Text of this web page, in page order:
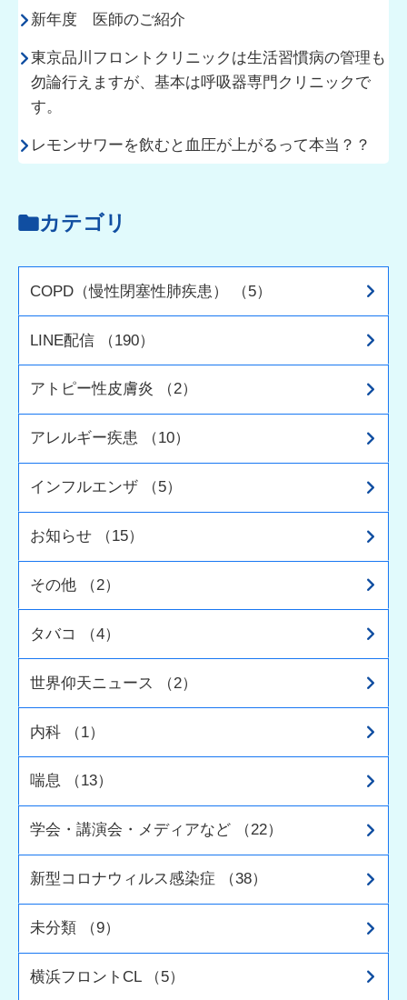
新年度 医師のご紹介
東京品川フロントクリニックは生活習慣病の管理も
勿論行えますが、基本は呼吸器専門クリニックで
す。
レモンサワーを飲むと血圧が上がるって本当？？
カテゴリ
COPD（慢性閉塞性肺疾患） （5）
LINE配信 （190）
アトピー性皮膚炎 （2）
アレルギー疾患 （10）
インフルエンザ （5）
お知らせ （15）
その他 （2）
タバコ （4）
世界仰天ニュース （2）
内科 （1）
喘息 （13）
学会・講演会・メディアなど （22）
新型コロナウィルス感染症 （38）
未分類 （9）
横浜フロントCL （5）